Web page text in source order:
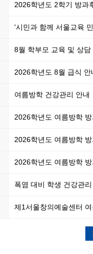
2026학년도 2학기 방과
'시민과 함께 서울교육
8월 학부모 교육 및 상
2026학년도 8월 급식 안
여름방학 건강관리 안내
2026학년도 여름방학
2026학년도 여름방학
2026학년도 여름방학
폭염 대비 학생 건강관리
제1서울창의예술센터
1